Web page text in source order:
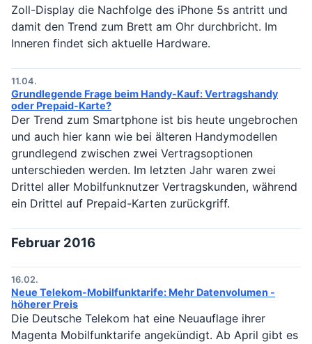
Zoll-Display die Nachfolge des iPhone 5s antritt und
damit den Trend zum Brett am Ohr durchbricht. Im
Inneren findet sich aktuelle Hardware.
11.04.
Grundlegende Frage beim Handy-Kauf: Vertragshandy
oder Prepaid-Karte?
Der Trend zum Smartphone ist bis heute ungebrochen
und auch hier kann wie bei älteren Handymodellen
grundlegend zwischen zwei Vertragsoptionen
unterschieden werden. Im letzten Jahr waren zwei
Drittel aller Mobilfunknutzer Vertragskunden, während
ein Drittel auf Prepaid-Karten zurückgriff.
Februar 2016
16.02.
Neue Telekom-Mobilfunktarife: Mehr Datenvolumen -
höherer Preis
Die Deutsche Telekom hat eine Neuauflage ihrer
Magenta Mobilfunktarife angekündigt. Ab April gibt es